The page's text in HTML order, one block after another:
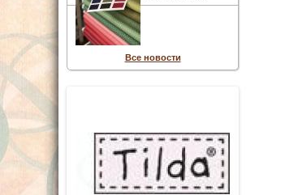
Все новости